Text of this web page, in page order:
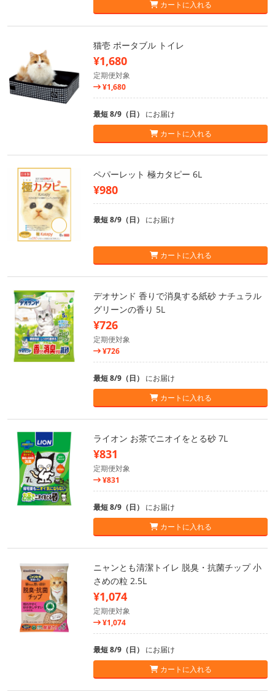
カートに入れる
猫壱 ポータブル トイレ
¥1,680
定期便対象
¥1,680
最短 8/9（日） にお届け
カートに入れる
ペパーレット 極カタピー 6L
¥980
最短 8/9（日） にお届け
カートに入れる
デオサンド 香りで消臭する紙砂 ナチュラル
グリーンの香り 5L
¥726
定期便対象
¥726
最短 8/9（日） にお届け
カートに入れる
ライオン お茶でニオイをとる砂 7L
¥831
定期便対象
¥831
最短 8/9（日） にお届け
カートに入れる
ニャンとも清潔トイレ 脱臭・抗菌チップ 小
さめの粒 2.5L
¥1,074
定期便対象
¥1,074
最短 8/9（日） にお届け
カートに入れる